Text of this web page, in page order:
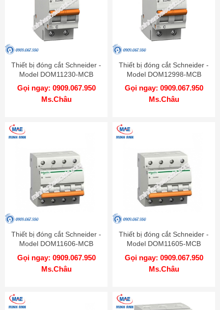
Thiết bị đóng cắt Schneider -
Model DOM11230-MCB
Gọi ngay: 0909.067.950
Ms.Châu
Thiết bị đóng cắt Schneider -
Model DOM12998-MCB
Gọi ngay: 0909.067.950
Ms.Châu
Thiết bị đóng cắt Schneider -
Model DOM11606-MCB
Gọi ngay: 0909.067.950
Ms.Châu
Thiết bị đóng cắt Schneider -
Model DOM11605-MCB
Gọi ngay: 0909.067.950
Ms.Châu